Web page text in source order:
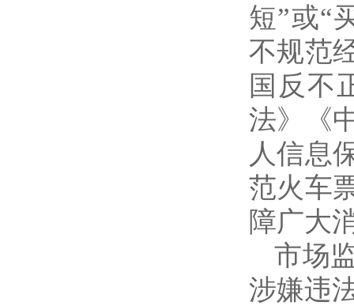
短”或“
不规范
国反不
法》《
人信息
范火车
障广大
市场
涉嫌违